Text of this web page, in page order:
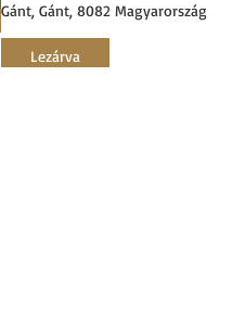
Gánt, Gánt, 8082 Magyarország
Lezárva